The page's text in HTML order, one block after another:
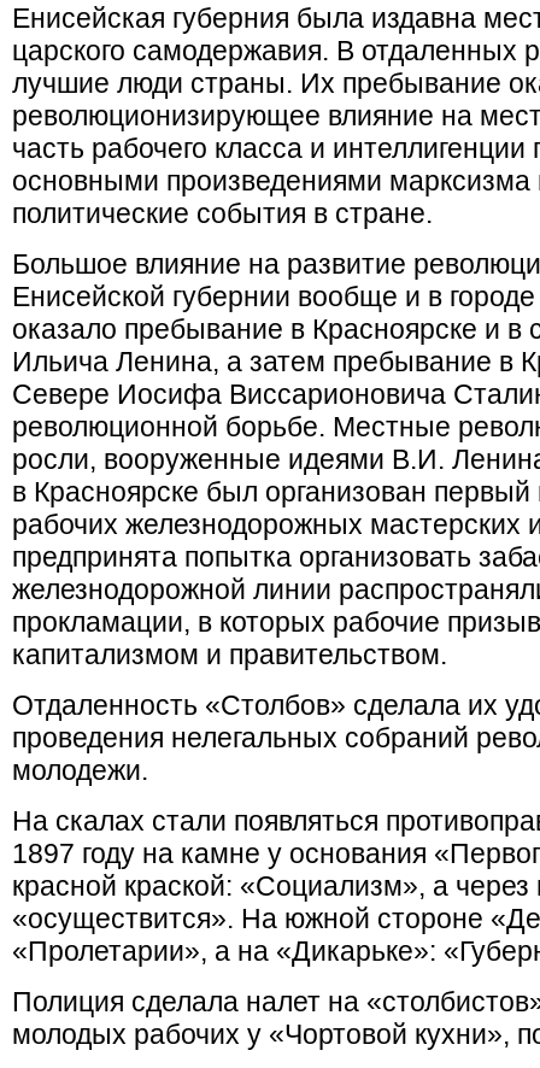
Енисейская губерния была издавна
царского самодержавия. В отдаленных
лучшие люди страны. Их пребывание
революционизирующее влияние на
часть рабочего класса и
основными произведениями марксизма
политические события в стране.
Большое влияние на развитие
Енисейской губернии вообще и в
оказало пребывание в Красноярске и
Ильича Ленина, а затем пребывание в
Севере Иосифа Виссарионовича
революционной борьбе. Местные
росли, вооруженные идеями В.И.
в Красноярске был организован первый
рабочих железнодорожных мастерских
предпринята попытка организовать
железнодорожной линии
прокламации, в которых рабочие
капитализмом и правительством.
Отдаленность «Столбов» сделала их
проведения нелегальных собраний
молодежи.
На скалах стали появляться
1897 году на камне у основания
красной краской: «Социализм», а через
«осуществится». На южной стороне
«Пролетарии», а на «Дикарьке»:
Полиция сделала налет на
молодых рабочих у «Чортовой кухни»,